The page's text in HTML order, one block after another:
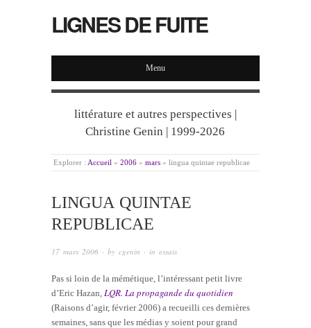
LIGNES DE FUITE
Menu
littérature et autres perspectives |
Christine Genin | 1999-2026
Explorer : Accueil » 2006 » mars » lingua quintae republicae
LINGUA QUINTAE
REPUBLICAE
17 mars 2006 · by cgenin · in essais
Pas si loin de la mémétique, l’intéressant petit livre
d’Eric Hazan, LQR. La propagande du quotidien
(Raisons d’agir, février 2006) a recueilli ces dernières
semaines, sans que les médias y soient pour grand